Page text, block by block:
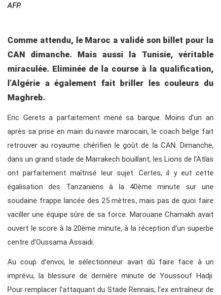
AFP.
Comme attendu, le Maroc a validé son billet pour la
CAN dimanche. Mais aussi la Tunisie, véritable
miraculée. Eliminée de la course à la qualification,
l’Algérie a également fait briller
les couleurs du
Maghreb.
Eric Gerets a parfaitement mené sa barque. Moins d’un an
après sa prise en main du navire marocain, le coach belge fait
retrouver au royaume chérifien le goût de la CAN. Dimanche,
dans un grand stade de Marrakech bouillant, les Lions de l’Atlas
ont parfaitement maîtrisé leur sujet. Certes, il y eut cette
égalisation des Tanzaniens à la 40ème minute sur une
soudaine frappe lancée des 25 mètres, mais pas de quoi faire
vaciller une équipe sûre de sa force. Marouane Chamakh avait
ouvert le score à la 20ème minute, à la réception d’un superbe
centre d’Oussama Assaidi.
Au coup d’envoi, le sélectionneur avait dû faire face à un
imprévu, la blessure de dernière minute de Youssouf Hadji.
Pour remplacer l’attaquant du Stade Rennais, l’ex entraîneur de